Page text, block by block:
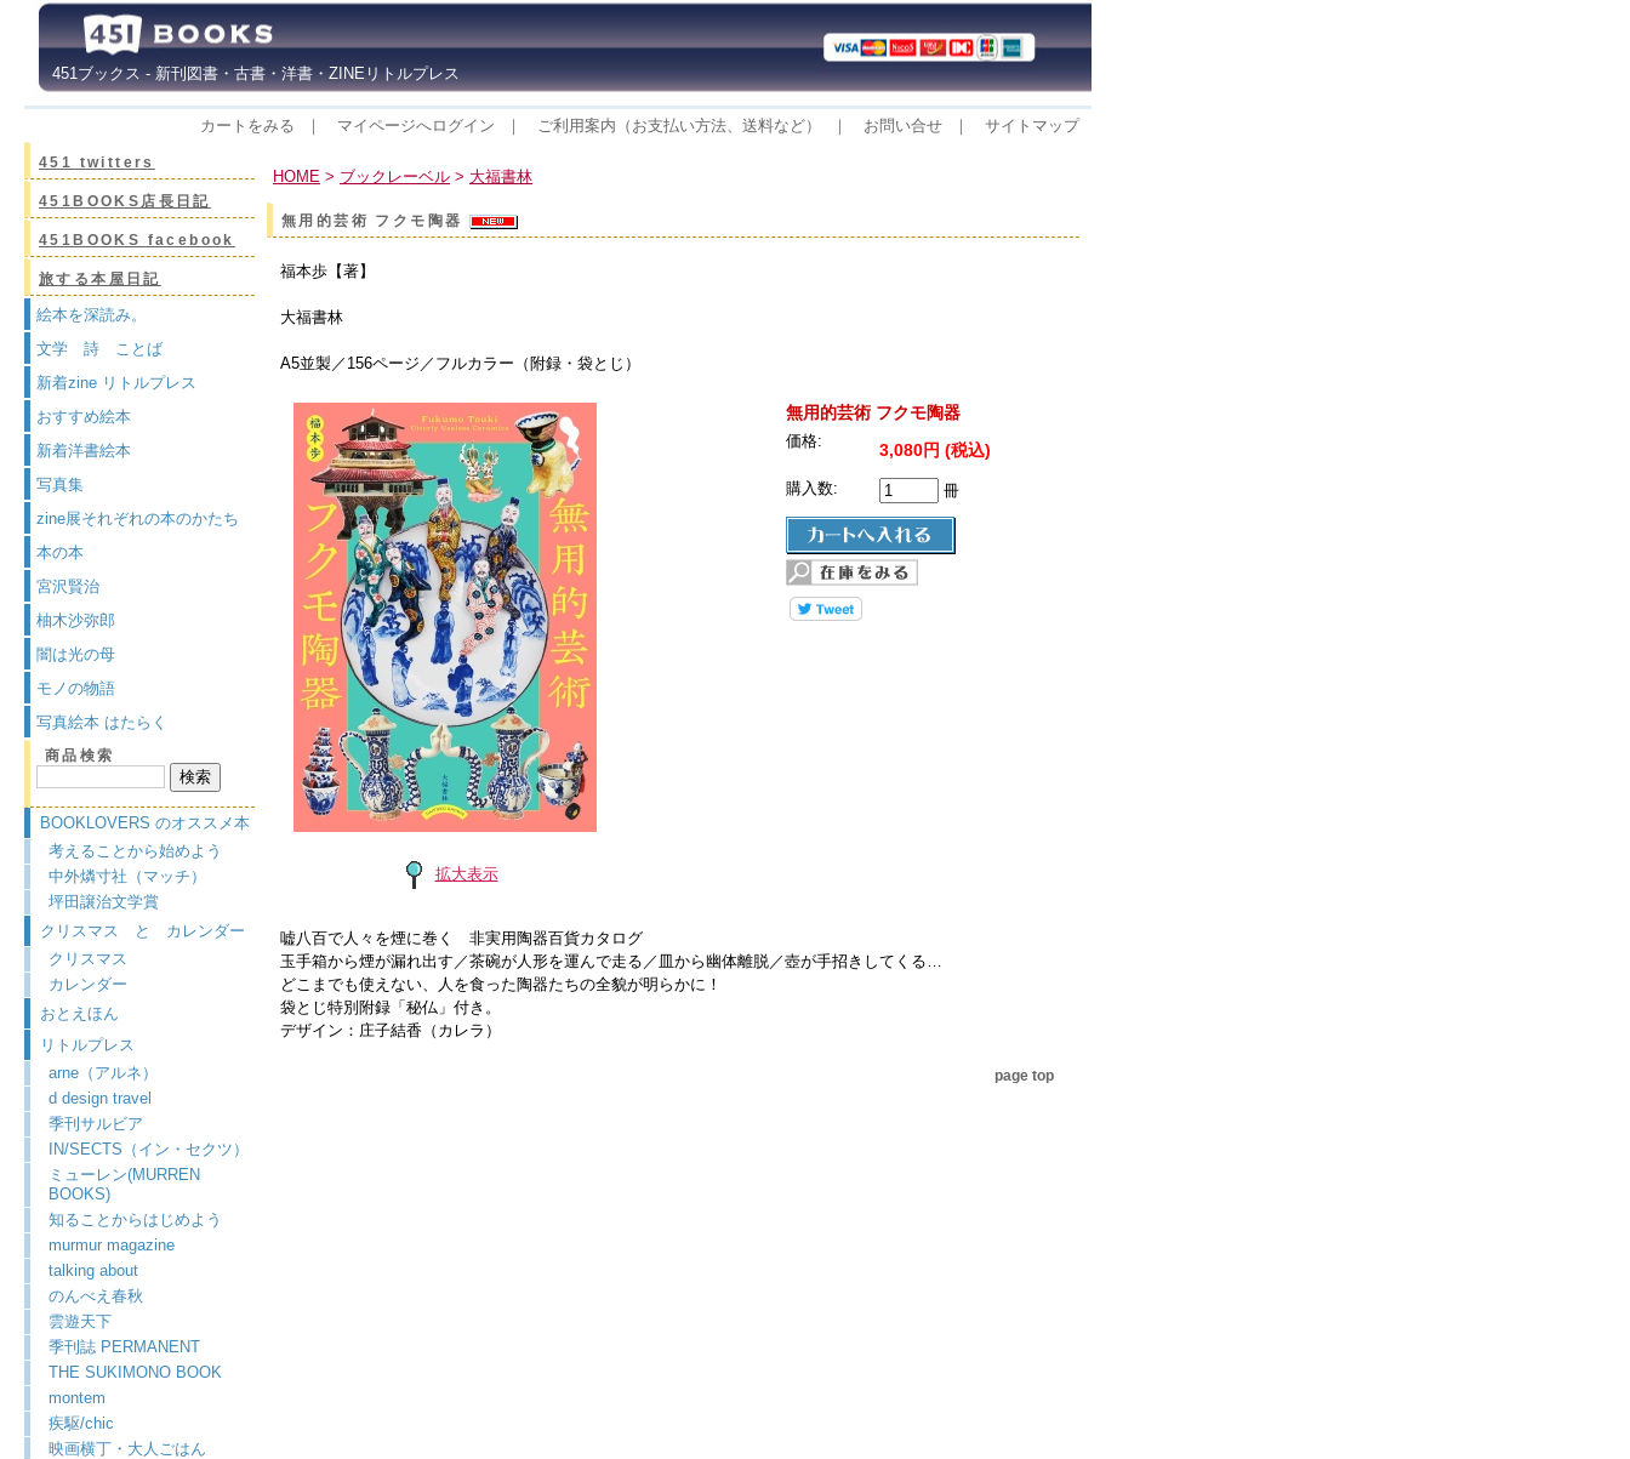
451ブックス - 新刊図書・古書・洋書・ZINEリトルプレス
カートをみる ｜ マイページへログイン ｜ ご利用案内（お支払い方法、送料など） ｜ お問い合せ ｜ サイトマップ
451 twitters
451BOOKS店長日記
451BOOKS facebook
旅する本屋日記
絵本を深読み。
文学 詩 ことば
新着zine リトルプレス
おすすめ絵本
新着洋書絵本
写真集
zine展それぞれの本のかたち
本の本
宮沢賢治
柚木沙弥郎
闇は光の母
モノの物語
写真絵本 はたらく
商品検索
BOOKLOVERS のオススメ本
考えることから始めよう
中外燐寸社（マッチ）
坪田譲治文学賞
クリスマス と カレンダー
クリスマス
カレンダー
おとえほん
リトルプレス
arne（アルネ）
d design travel
季刊サルビア
IN/SECTS（イン・セクツ）
ミューレン(MURREN
BOOKS)
知ることからはじめよう
murmur magazine
talking about
のんべえ春秋
雲遊天下
季刊誌 PERMANENT
THE SUKIMONO BOOK
montem
疾駆/chic
映画横丁・大人ごはん
HOME > ブックレーベル > 大福書林
無用的芸術 フクモ陶器
福本歩【著】
大福書林
A5並製／156ページ／フルカラー（附録・袋とじ）
拡大表示
無用的芸術 フクモ陶器
価格: 3,080円 (税込)
購入数: 冊
嘘八百で人々を煙に巻く 非実用陶器百貨カタログ
玉手箱から煙が漏れ出す／茶碗が人形を運んで走る／皿から幽体離脱／壺が手招きしてくる…
どこまでも使えない、人を食った陶器たちの全貌が明らかに！
袋とじ特別附録「秘仏」付き。
デザイン：庄子結香（カレラ）
page top